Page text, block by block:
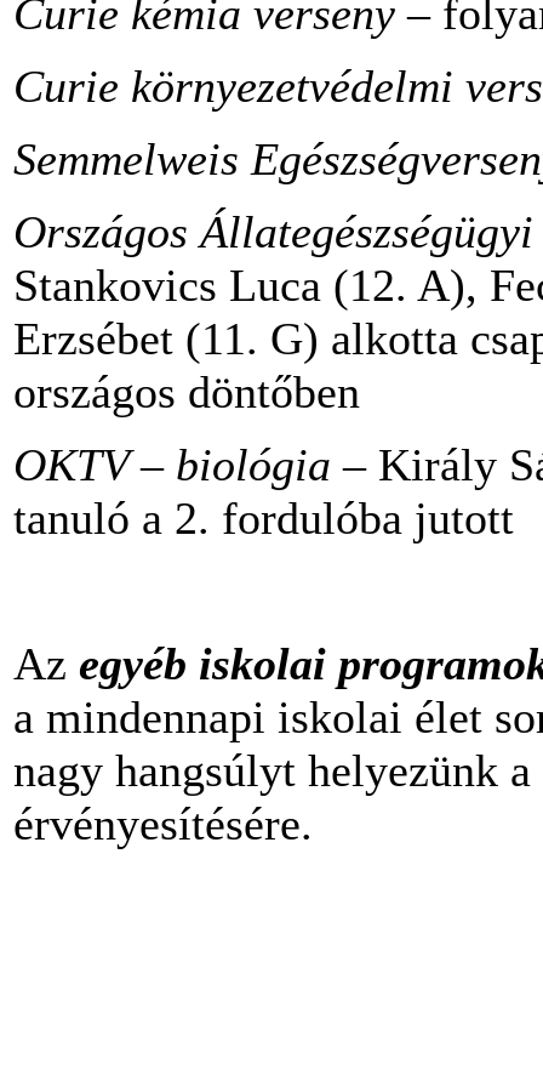
Curie kémia verseny –
Curie környezetvédelmi
Semmelweis
Országos Állategészségügyi
Stankovics Luca (12. A),
Erzsébet (11. G) alkotta
országos döntőben
OKTV – biológia– Király
tanuló a 2. fordulóba jutott
Az egyéb iskolai
a mindennapi iskolai élet
nagy hangsúlyt helyezünk
érvényesítésére.